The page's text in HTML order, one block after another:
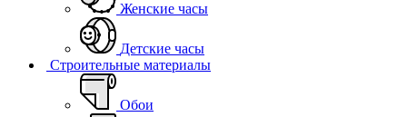
Женские часы
Детские часы
Строительные материалы
Обои